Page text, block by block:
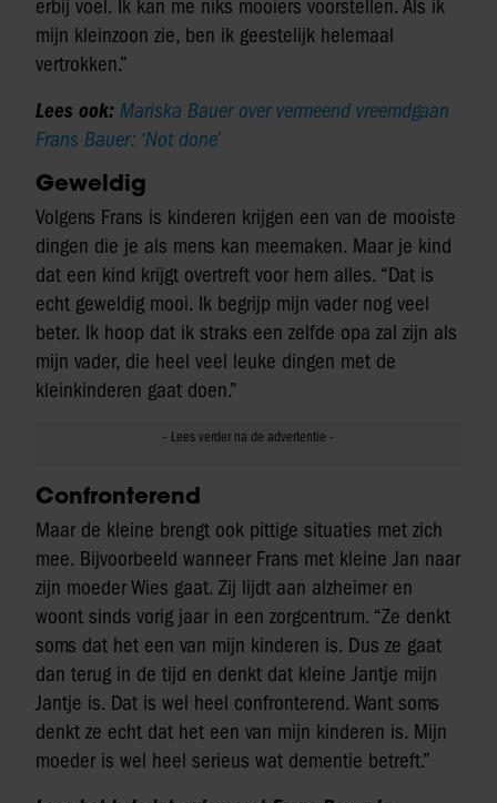
erbij voel. Ik kan me niks mooiers voorstellen. Als ik
mijn kleinzoon zie, ben ik geestelijk helemaal
vertrokken.”
Lees ook: Mariska Bauer over vermeend vreemdgaan
Frans Bauer: ‘Not done’
Geweldig
Volgens Frans is kinderen krijgen een van de mooiste
dingen die je als mens kan meemaken. Maar je kind
dat een kind krijgt overtreft voor hem alles. “Dat is
echt geweldig mooi. Ik begrijp mijn vader nog veel
beter. Ik hoop dat ik straks een zelfde opa zal zijn als
mijn vader, die heel veel leuke dingen met de
kleinkinderen gaat doen.”
Confronterend
Maar de kleine brengt ook pittige situaties met zich
mee. Bijvoorbeeld wanneer Frans met kleine Jan naar
zijn moeder Wies gaat. Zij lijdt aan alzheimer en
woont sinds vorig jaar in een zorgcentrum. “Ze denkt
soms dat het een van mijn kinderen is. Dus ze gaat
dan terug in de tijd en denkt dat kleine Jantje mijn
Jantje is. Dat is wel heel confronterend. Want soms
denkt ze echt dat het een van mijn kinderen is. Mijn
moeder is wel heel serieus wat dementie betreft.”